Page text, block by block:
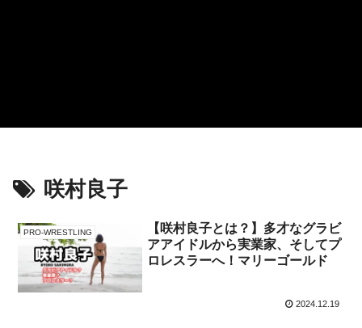
咲村良子
PRO-WRESTLING
【咲村良子とは？】多才なグラビ
アアイドルから実業家、そしてプ
ロレスラーへ！マリーゴールド
2024.12.19